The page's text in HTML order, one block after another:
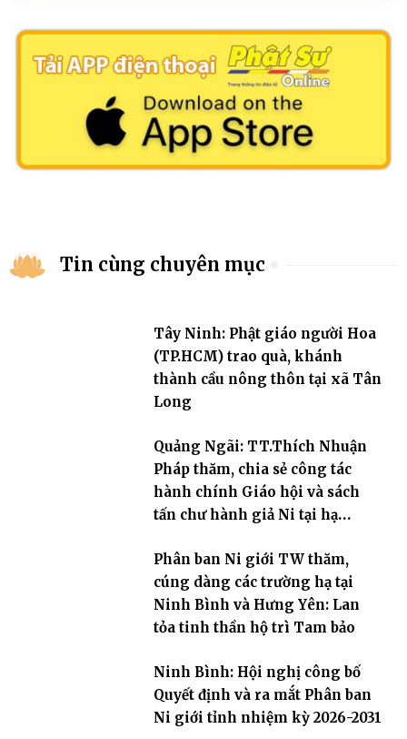
Tin cùng chuyên mục
Tây Ninh: Phật giáo người Hoa
(TP.HCM) trao quà, khánh
thành cầu nông thôn tại xã Tân
Long
Quảng Ngãi: TT.Thích Nhuận
Pháp thăm, chia sẻ công tác
hành chính Giáo hội và sách
tấn chư hành giả Ni tại hạ
tỉnh
Phân ban Ni giới TW thăm,
cúng dàng các trường hạ tại
Ninh Bình và Hưng Yên: Lan
tỏa tinh thần hộ trì Tam bảo
Ninh Bình: Hội nghị công bố
Quyết định và ra mắt Phân ban
Ni giới tỉnh nhiệm kỳ 2026-2031